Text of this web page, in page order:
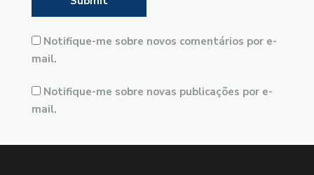
Notifique-me sobre novos comentários por e-
mail.
Notifique-me sobre novas publicações por e-
mail.